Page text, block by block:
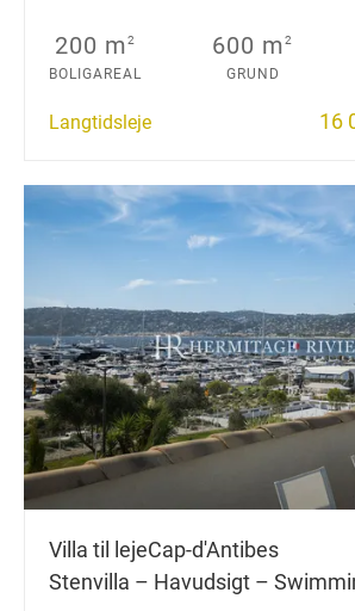
200 m2
BOLIGAREAL
600 m2
GRUND
Langtidsleje 16
Villa til lejeCap-d'Antibes
Stenvilla – Havudsigt –